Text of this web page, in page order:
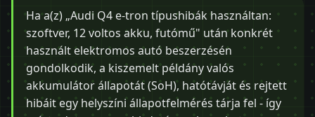
Ha a(z) „Audi Q4 e-tron típushibák használtan:
szoftver, 12 voltos akku, futómű" után konkrét
használt elektromos autó beszerzésén
gondolkodik, a kiszemelt példány valós
akkumulátor állapotát (SoH), hatótávját és rejtett
hibáit egy helyszíni állapotfelmérés tárja fel - így